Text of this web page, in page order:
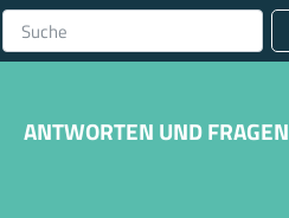
ANTWORTEN UND FRAGEN